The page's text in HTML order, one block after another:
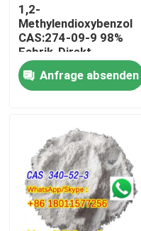
Zu Hause
Produkte
Videos
1,2-
Methylendioxybenzol
CAS:274-09-9 98%
Fabrik-Direkt
hochwertige
Plattenverpackung
Anfrage
Anfrage absenden